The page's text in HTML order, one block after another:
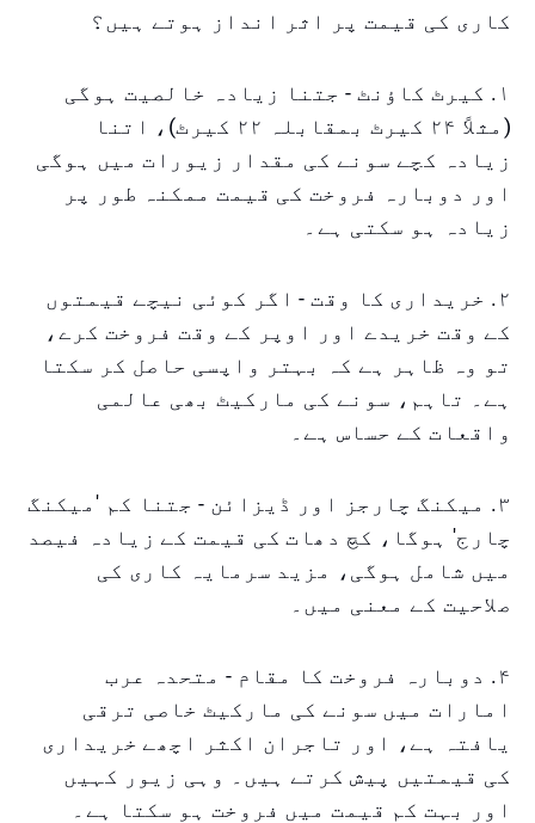
کاری کی قیمت پر اثر انداز ہوتے ہیں؟
۱. کیرٹ کاؤنٹ - جتنا زیادہ خالصیت ہوگی
(مثلاً ۲۴ کیرٹ بمقابلہ ۲۲ کیرٹ)، اتنا
زیادہ کچے سونے کی مقدار زیورات میں ہوگی
اور دوبارہ فروخت کی قیمت ممکنہ طور پر
زیادہ ہو سکتی ہے۔
۲. خریداری کا وقت - اگر کوئی نیچے قیمتوں
کے وقت خریدے اور اوپر کے وقت فروخت کرے،
تو وہ ظاہر ہے کہ بہتر واپسی حاصل کر سکتا
ہے۔ تاہم، سونے کی مارکیٹ بھی عالمی
واقعات کے حساس ہے۔
۳. میکنگ چارجز اور ڈیزائن - جتنا کم 'میکنگ
چارج' ہوگا، کچ دھات کی قیمت کے زیادہ فیصد
میں شامل ہوگی، مزید سرمایہ کاری کی
صلاحیت کے معنی میں۔
۴. دوبارہ فروخت کا مقام - متحدہ عرب
امارات میں سونے کی مارکیٹ خاصی ترقی
یافتہ ہے، اور تاجران اکثر اچھے خریداری
کی قیمتیں پیش کرتے ہیں۔ وہی زیور کہیں
اور بہت کم قیمت میں فروخت ہو سکتا ہے۔